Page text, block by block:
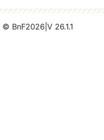
© BnF2026 V 26.1.1